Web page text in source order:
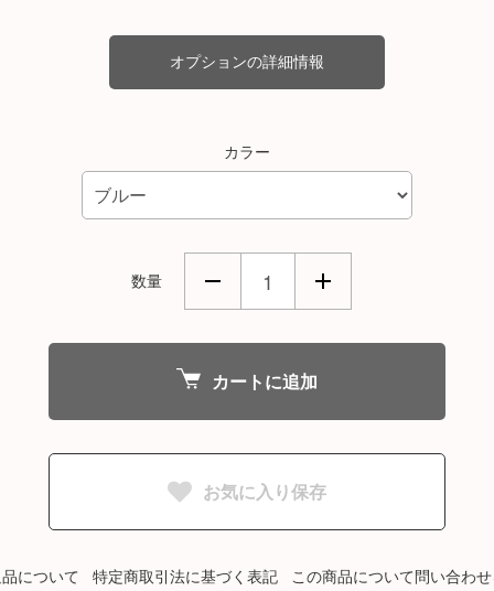
オプションの詳細情報
カラー
数量
カートに追加
お気に入り保存
について 特定商取引法に基づく表記 この商品について問い合わ